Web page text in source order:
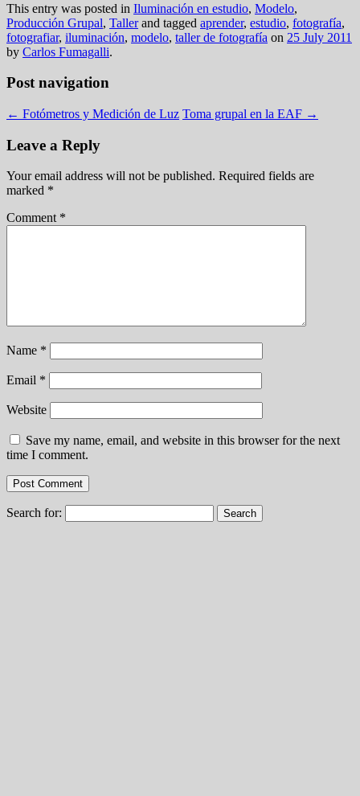
This entry was posted in Iluminación en estudio, Modelo,
Producción Grupal, Tallerand tagged aprender, estudio, fotografía,
fotografiar, iluminación, modelo, taller de fotografía on 25 July 2011
by Carlos Fumagalli.
Post navigation
← Fotómetros y Medición de Luz Toma grupal en la EAF →
Leave a Reply
Your email address will not be published. Required fields are
marked *
Comment *
Name *
Email *
Website
Save my name, email, and website in this browser for the next
time I comment.
Search for: